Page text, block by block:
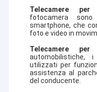
Video
Mostra VR
Chi siamo
Telecamere per
fotocamera
smartphone, che
foto e video in
Telecamere per
automobilistiche,
utilizzati per
assistenza al
del conducente.
a fornire ai clienti le varie
elaborazione di immagini
sviluppo, fabbricazione,
sono sicuri offrire i clienti
competitivo e la migliore
Attualmente, i nostri
modulo della macchina
fotografica di MIPI, modulo